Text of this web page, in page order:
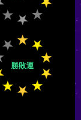
勝敗運